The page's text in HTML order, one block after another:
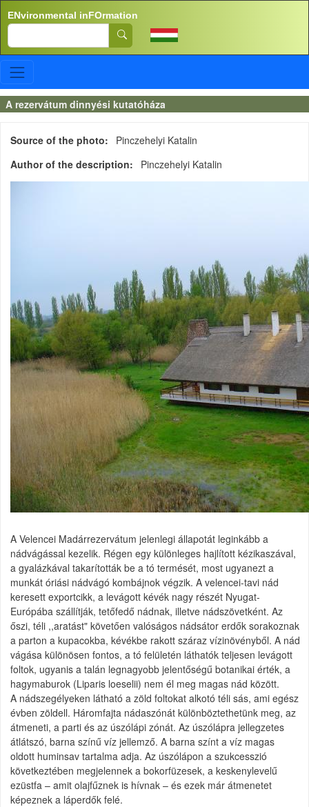
ENvironmental inFOrmation
Search
A rezervátum dinnyési kutatóháza
Source of the photo
Pinczehelyi Katalin
Author of the description
Pinczehelyi Katalin
A Velencei Madárrezervátum jelenlegi állapotát leginkább a
nádvágással kezelik. Régen egy különleges hajlított kézikaszával,
a gyalázkával takarították be a tó termését, most ugyanezt a
munkát óriási nádvágó kombájnok végzik. A velencei-tavi nád
keresett exportcikk, a levágott kévék nagy részét Nyugat-
Európába szállítják, tetőfedő nádnak, illetve nádszövetként. Az
őszi, téli ,,aratást" követően valóságos nádsátor erdők sorakoznak
a parton a kupacokba, kévékbe rakott száraz vízinövényből. A nád
vágása különösen fontos, a tó felületén láthatók teljesen levágott
foltok, ugyanis a talán legnagyobb jelentőségű botanikai érték, a
hagymaburok (Liparis loeselii) nem él meg magas nád között.
A nádszegélyeken látható a zöld foltokat alkotó téli sás, ami egész
évben zöldell. Háromfajta nádaszónát különböztethetünk meg, az
átmeneti, a parti és az úszólápi zónát. Az úszólápra jellegzetes
átlátszó, barna színű víz jellemző. A barna színt a víz magas
oldott huminsav tartalma adja. Az úszólápon a szukcesszió
következtében megjelennek a bokorfüzesek, a keskenylevelű
ezüstfa – amit olajfűznek is hívnak – és ezek már átmenetet
képeznek a láperdők felé.